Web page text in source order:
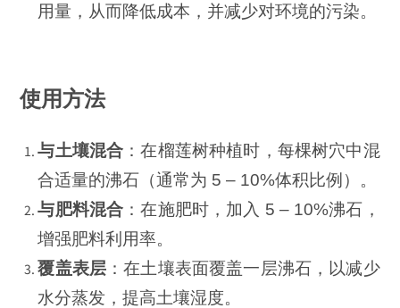
用量，从而降低成本，并减少对环境的污染。
使用方法
与土壤混合 ：在榴莲树种植时，每棵树穴中混
合适量的沸石（通常为 5 – 10%体积比例）。
与肥料混合 ：在施肥时，加入 5 – 10%沸石，
增强肥料利用率。
覆盖表层 ：在土壤表面覆盖一层沸石，以减少
水分蒸发，提高土壤湿度。